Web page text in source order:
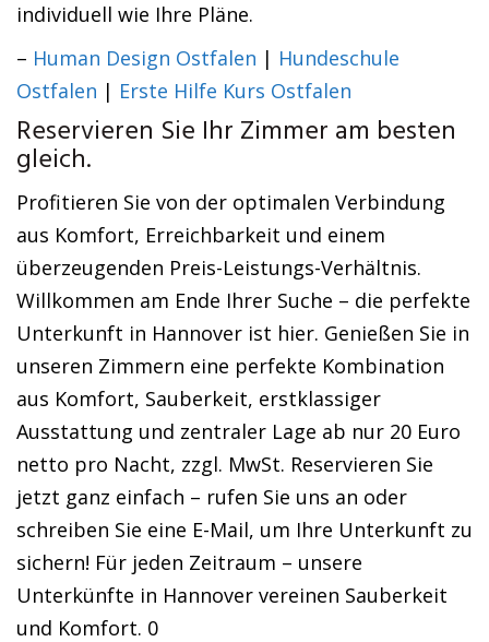
individuell wie Ihre Pläne.
– Human Design Ostfalen | Hundeschule
Ostfalen | Erste Hilfe Kurs Ostfalen
Reservieren Sie Ihr Zimmer am besten
gleich.
Profitieren Sie von der optimalen Verbindung
aus Komfort, Erreichbarkeit und einem
überzeugenden Preis-Leistungs-Verhältnis.
Willkommen am Ende Ihrer Suche – die perfekte
Unterkunft in Hannover ist hier. Genießen Sie in
unseren Zimmern eine perfekte Kombination
aus Komfort, Sauberkeit, erstklassiger
Ausstattung und zentraler Lage ab nur 20 Euro
netto pro Nacht, zzgl. MwSt. Reservieren Sie
jetzt ganz einfach – rufen Sie uns an oder
schreiben Sie eine E-Mail, um Ihre Unterkunft zu
sichern! Für jeden Zeitraum – unsere
Unterkünfte in Hannover vereinen Sauberkeit
und Komfort. 0